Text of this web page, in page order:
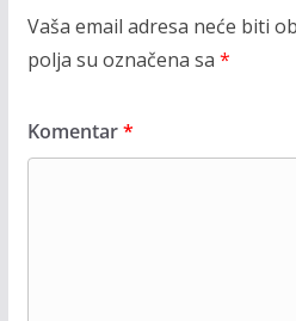
Vaša email adresa neće biti
polja su označena sa *
Komentar*